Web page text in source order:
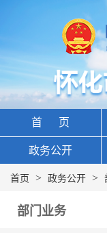
首 页
政务公开
首页 > 政务公开 >
部门业务